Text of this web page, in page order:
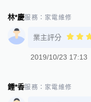
林*慶服務： 家電維修
業主評分
2019/10/23 17:13
鍾*香服務： 家電維修